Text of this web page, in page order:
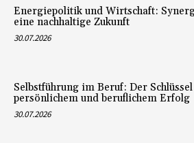
Energiepolitik und Wirtschaft:
eine nachhaltige Zukunft
30.07.2026
Selbstführung im Beruf: Der Schlüssel
persönlichem und beruflichem Erfolg
30.07.2026